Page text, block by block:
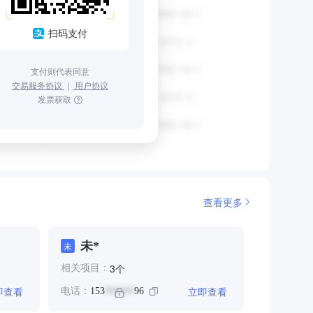
扫码支付
支付则代表同意
交易服务协议 ｜ 用户协议
发票获取
查看更多
查看
未 未*
相关项目： 3个
电话： 153****** 96 立即查看